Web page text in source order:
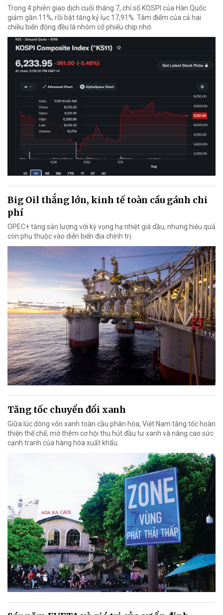
Trong 4 phiên giao dịch cuối tháng 7, chỉ số KOSPI của Hàn Quốc
giảm gần 11%, rồi bật tăng kỷ lục 17,91%. Tâm điểm của cả hai
chiều biến động đều là nhóm cổ phiếu chip nhớ.
Big Oil thắng lớn, kinh tế toàn cầu gánh chi
phí
OPEC+ tăng sản lượng với kỳ vọng hạ nhiệt giá dầu, nhưng hiệu quả
còn phụ thuộc vào diễn biến địa chính trị.
Tăng tốc chuyển đổi xanh
Giữa lúc dòng vốn xanh toàn cầu phân hóa, Việt Nam tăng tốc hoàn
thiện thể chế, mở thêm cơ hội thu hút đầu tư xanh và nâng cao sức
cạnh tranh của hàng hóa xuất khẩu.